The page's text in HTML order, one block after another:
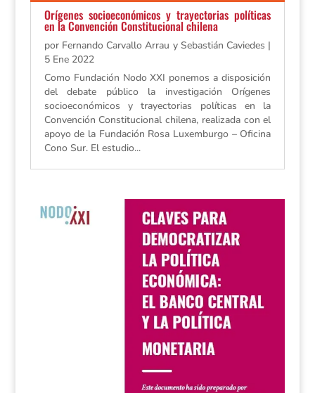
Orígenes socioeconómicos y trayectorias políticas
en la Convención Constitucional chilena
por Fernando Carvallo Arrau y Sebastián Caviedes |
5 Ene 2022
Como Fundación Nodo XXI ponemos a disposición
del debate público la investigación Orígenes
socioeconómicos y trayectorias políticas en la
Convención Constitucional chilena, realizada con el
apoyo de la Fundación Rosa Luxemburgo – Oficina
Cono Sur. El estudio...